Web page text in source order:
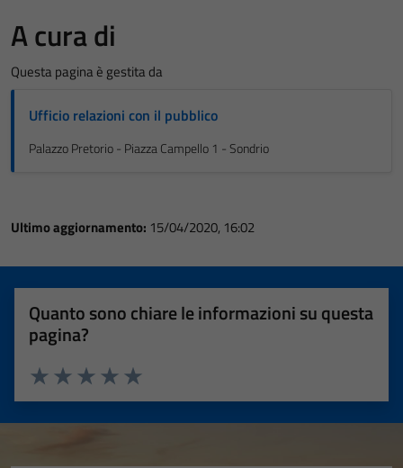
A cura di
Questa pagina è gestita da
Ufficio relazioni con il pubblico
Palazzo Pretorio - Piazza Campello 1 - Sondrio
Ultimo aggiornamento: 15/04/2020, 16:02
Quanto sono chiare le informazioni su questa
pagina?
Valuta 5 stelle su 5
Valuta 4 stelle su 5
Valuta 3 stelle su 5
Valuta 2 stelle su 5
Valuta 1 stelle su 5